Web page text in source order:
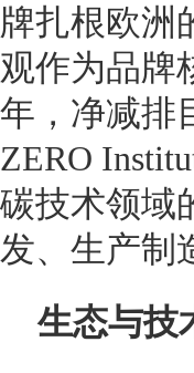
牌扎根欧洲
观作为品牌
年，净减排
ZERO
碳技术领域
发、生产制
生态与技